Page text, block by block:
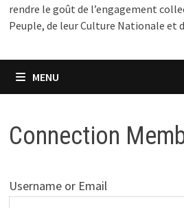
rendre le goût de l’engagement
Peuple, de leur Culture Nationale et
MENU
Connection
Username or Email